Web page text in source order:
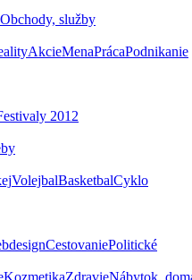
Obchody, služby
AkcieMenaPrácaPodnikanie
2012
VolejbalBasketbalCyklo
CestovaniePolitické
KozmetikaZdravieNábytok,